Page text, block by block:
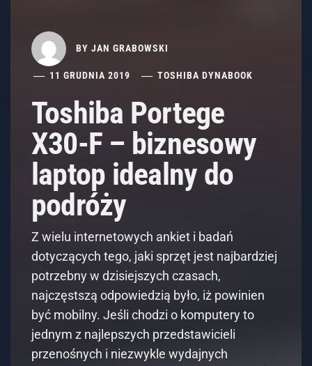
BY JAN GRABOWSKI
11 GRUDNIA 2019 TOSHIBA DYNABOOK
Toshiba Portege
X30-F – biznesowy
laptop idealny do
podróży
Z wielu internetowych ankiet i badań
dotyczących tego, jaki sprzęt jest najbardziej
potrzebny w dzisiejszych czasach,
najczęstszą odpowiedzią było, iż powinien
być mobilny. Jeśli chodzi o komputery to
jednym z najlepszych przedstawicieli
przenośnych i niezwykle wydajnych